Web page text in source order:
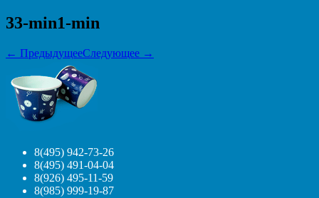
33-min1-min
← ПредыдущееСледующее →
8(495) 942-73-26
8(495) 491-04-04
8(926) 495-11-59
8(985) 999-19-87